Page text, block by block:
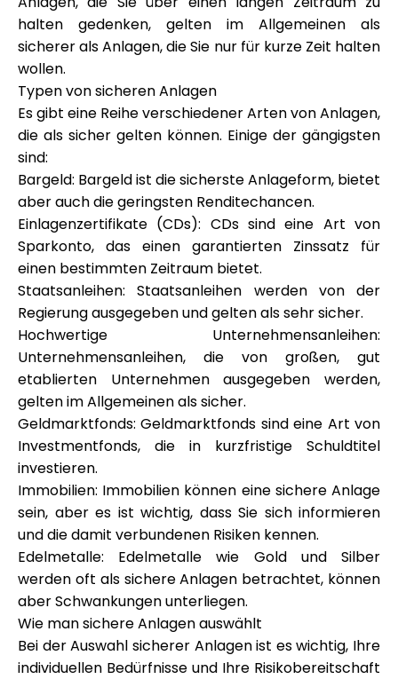
halten gedenken, gelten im Allgemeinen als
sicherer als Anlagen, die Sie nur für kurze Zeit halten
wollen.
Typen von sicheren Anlagen
Es gibt eine Reihe verschiedener Arten von Anlagen,
die als sicher gelten können. Einige der gängigsten
sind:
Bargeld: Bargeld ist die sicherste Anlageform, bietet
aber auch die geringsten Renditechancen.
Einlagenzertifikate (CDs): CDs sind eine Art von
Sparkonto, das einen garantierten Zinssatz für
einen bestimmten Zeitraum bietet.
Staatsanleihen: Staatsanleihen werden von der
Regierung ausgegeben und gelten als sehr sicher.
Hochwertige Unternehmensanleihen:
Unternehmensanleihen, die von großen, gut
etablierten Unternehmen ausgegeben werden,
gelten im Allgemeinen als sicher.
Geldmarktfonds: Geldmarktfonds sind eine Art von
Investmentfonds, die in kurzfristige Schuldtitel
investieren.
Immobilien: Immobilien können eine sichere Anlage
sein, aber es ist wichtig, dass Sie sich informieren
und die damit verbundenen Risiken kennen.
Edelmetalle: Edelmetalle wie Gold und Silber
werden oft als sichere Anlagen betrachtet, können
aber Schwankungen unterliegen.
Wie man sichere Anlagen auswählt
Bei der Auswahl sicherer Anlagen ist es wichtig, Ihre
individuellen Bedürfnisse und Ihre Risikobereitschaft